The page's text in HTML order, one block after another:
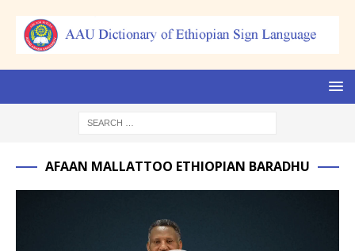
AFAAN MALLATTOO ETHIOPIAN BARADHU